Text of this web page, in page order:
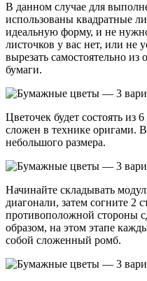
В данном случае для
использованы квадратные
идеальную форму, и не
листочков у вас нет, или не
вырезать самостоятельно
бумаги.
Цветочек будет состоять из
сложен в технике оригами.
небольшого размера.
Начинайте складывать
диагонали, затем согните 2
противоположной стороны
образом, на этом этапе
собой сложенный ромб.